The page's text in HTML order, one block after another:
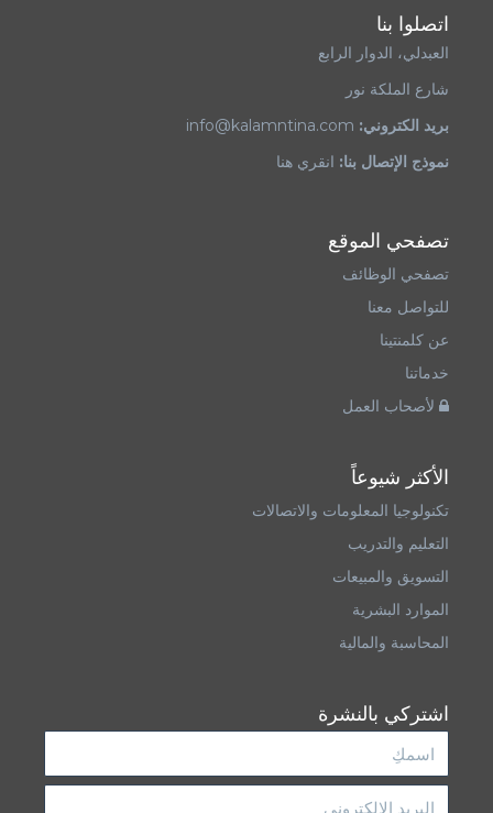
اتصلوا بنا
العبدلي، الدوار الرابع
شارع الملكة نور
بريد الكتروني: info@kalamntina.com
نموذج الإتصال بنا: انقري هنا
تصفحي الموقع
تصفحي الوظائف
للتواصل معنا
عن كلمنتينا
خدماتنا
لأصحاب العمل
الأكثر شيوعاً
تكنولوجيا المعلومات والاتصالات
التعليم والتدريب
التسويق والمبيعات
الموارد البشرية
المحاسبة والمالية
اشتركي بالنشرة